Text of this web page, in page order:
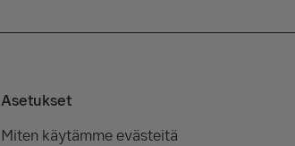
Asetukset
Miten käytämme evästeitä